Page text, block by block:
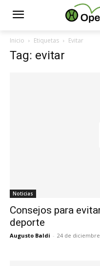
Inicio Etiquetas Evitar
Tag: evitar
Noticias
Consejos para
deporte
Augusto Baldi - 24 de diciembre